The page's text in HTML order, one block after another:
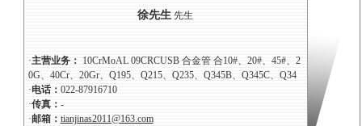
徐先生 先生
·主营业务： 10CrMoAL 09CRCUSB 合金管 合10#、20#、45#、2
0G、40Cr、20Gr、Q195、Q215、Q235、Q345B、Q345C、Q34
·电话： 022-87916710
·传真： -
·邮箱： tianjinas2011@163.com